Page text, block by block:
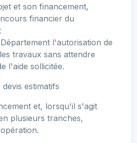
et son financement,
financier du
l'autorisation de
travaux sans attendre
l'aide sollicitée.
estimatifs
et, lorsqu'il s'agit
plusieurs tranches,